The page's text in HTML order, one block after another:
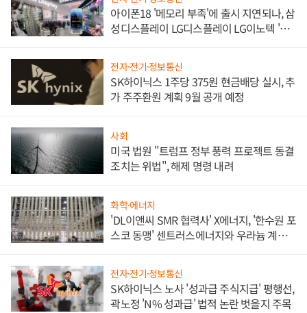
아이폰18 '메모리 부족'에 출시 지연되나, 삼
성디스플레이 LG디스플레이 LG이노텍 '탈
전자·전기·정보통신
SK하이닉스 1주당 375원 현금배당 실시, 추
가 주주환원 계획 9월 공개 예정
사회
미국 법원 "트럼프 정부 풍력 프로젝트 동결
조치는 위법", 해제 명령 내려
화학·에너지
'DL이앤씨 SMR 협력사' X에너지, '한수원 포
스코 동맹' 센트러스에너지와 우라늄 계약
전자·전기·정보통신
SK하이닉스 노사 '성과급 주식지급' 평행선,
곽노정 'N% 성과급' 법적 논란 벗을지 주목